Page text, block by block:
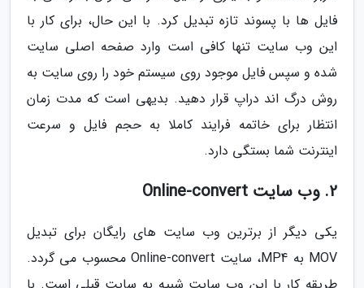
فایل ها با پسوند تازه تبدیل کرد. با این حال، برای کار با
این وب سایت تنها کافی است وارد صفحه اصلی سایت
شده و سپس فایل موجود روی سیستم خود را روی سایت به
روش درگ اند دراپ قرار دهید. بدیهی است که مدت زمان
انتظار برای خاتمه فرایند کاملا به حجم فایل و سرعت
اینترنت شما بستگی دارد.
2. وب سایت Online-convert
یکی دیگر از برترین وب سایت های رایگان برای تبدیل
MOV به MP4، سایت Online-convert محسوب می گردد.